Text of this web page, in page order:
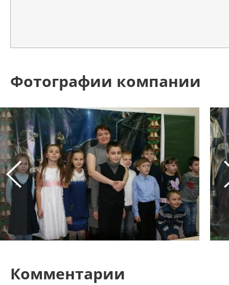
Фотографии компании
Комментарии